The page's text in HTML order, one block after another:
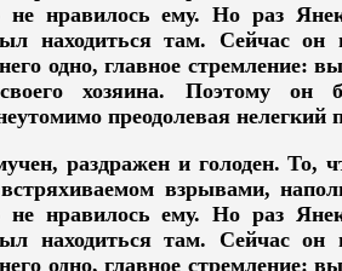
не нравилось ему. Но раз
находиться там. Сейчас он
одно, главное стремление:
хозяина. Поэтому он
преодолевая нелегкий
раздражен и голоден. То,
встряхиваемом взрывами,
не нравилось ему. Но раз
находиться там. Сейчас он
одно, главное стремление: